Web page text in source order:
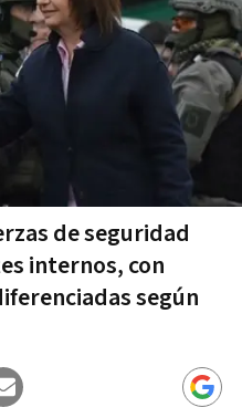
de seguridad
internos, con
según